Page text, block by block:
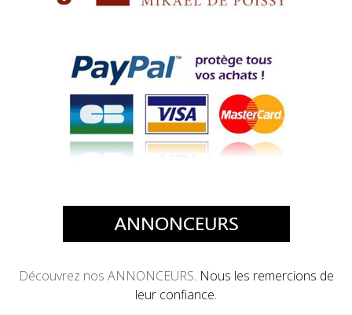
Découvrez nos ANNONCEURS. Nous les remercions de
leur confiance.